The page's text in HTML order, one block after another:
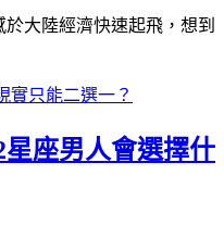
大陸經濟快速起飛，想到
實只能二選一？
座男人會選擇什